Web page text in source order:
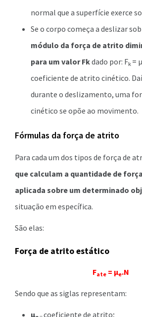
normal que a superfície exerce
Se o corpo começa a deslizar
módulo da força de atrito
para um valor Fkdado por: Fk =
coeficiente de atrito cinético.
durante o deslizamento, uma
cinético se opõe ao movimento.
Fórmulas da força de atrito
Para cada um dos tipos de força de
que calculam a quantidade de
aplicada sobre um determinado
situação em específica.
São elas:
Força de atrito estático
Fate = μe.N
Sendo que as siglas representam:
μ
coeficiente de atrito;